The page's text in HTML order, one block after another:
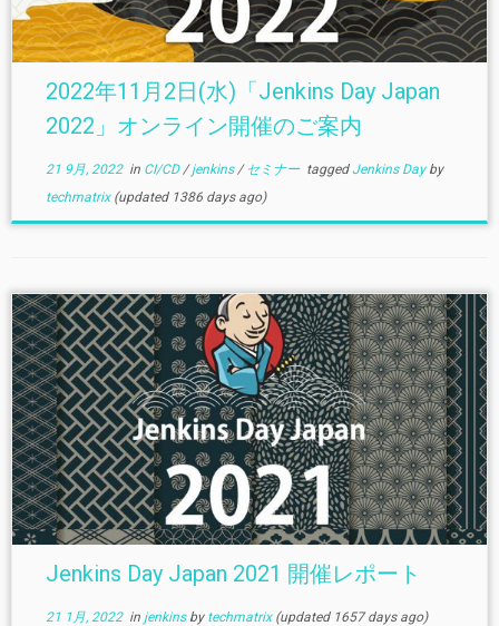
2022年11月2日(水)「Jenkins Day Japan
2022」オンライン開催のご案内
21 9月, 2022in CI/CD/jenkins/ セミナー taggedJenkins Day by
techmatrix(updated 1386 days ago)
Jenkins Day Japan 2021 開催レポート
21 1月, 2022in jenkins by techmatrix(updated 1657 days ago)